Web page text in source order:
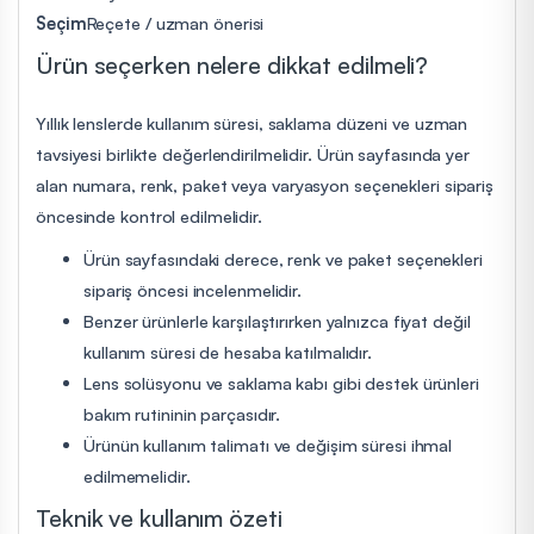
SeçimReçete / uzman önerisi
Ürün seçerken nelere dikkat edilmeli?
Yıllık lenslerde kullanım süresi, saklama düzeni ve uzman
tavsiyesi birlikte değerlendirilmelidir. Ürün sayfasında yer
alan numara, renk, paket veya varyasyon seçenekleri sipariş
öncesinde kontrol edilmelidir.
Ürün sayfasındaki derece, renk ve paket seçenekleri
sipariş öncesi incelenmelidir.
Benzer ürünlerle karşılaştırırken yalnızca fiyat değil
kullanım süresi de hesaba katılmalıdır.
Lens solüsyonu ve saklama kabı gibi destek ürünleri
bakım rutininin parçasıdır.
Ürünün kullanım talimatı ve değişim süresi ihmal
edilmemelidir.
Teknik ve kullanım özeti